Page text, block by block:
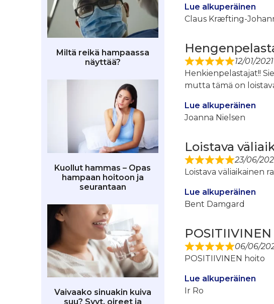
Miltä reikä hampaassa
näyttää?
Kuollut hammas – Opas
hampaan hoitoon ja
seurantaan
Vaivaako sinuakin kuiva
suu? Syyt, oireet ja
Lue alkuperäinen
Claus Kræfting-
12/01/2021
Henkienpelastajat!!
mutta tämä on
Lue alkuperäinen
Joanna Nielsen
Loistava
23/06/
Loistava väliaikainen
Lue alkuperäinen
Bent Damgard
06/06/
POSITIIVINEN hoito
Lue alkuperäinen
Ir Ro